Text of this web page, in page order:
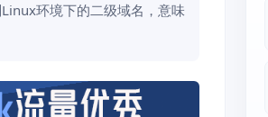
环境下的二级域名，意味